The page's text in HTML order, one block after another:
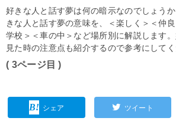
好きな人と話す夢は何の暗示なのでしょう
きな人と話す夢の意味を、＜楽しく＞＜仲
学校＞＜車の中＞など場所別に解説します
見た時の注意点も紹介するので参考にしてく
( 3ページ目 )
シェア ツイート